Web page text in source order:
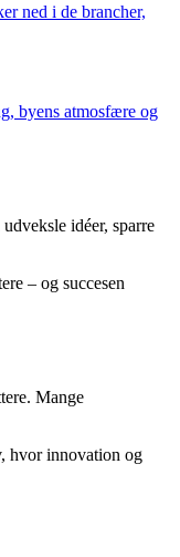
ned i de brancher,
byens atmosfære og
idéer, sparre
– og succesen
Mange
hvor innovation og